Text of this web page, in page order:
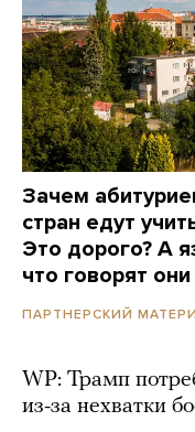
Зачем
стран едут
Это дорого? А
что говорят
ПАРТНЕРСКИЙ
WP: Трамп
из-за нехватки